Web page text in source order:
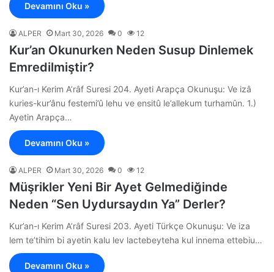
Devamını Oku »
ALPER Mart 30, 2026 0 12
Kur’an Okunurken Neden Susup Dinlemek
Emredilmiştir?
Kur’an-ı Kerim A’râf Suresi 204. Ayeti Arapça Okunuşu: Ve izâ
kuries-kur’ânu festemi’û lehu ve ensitû le’allekum turhamûn. 1.)
Ayetin Arapça…
Devamını Oku »
ALPER Mart 30, 2026 0 12
Müşrikler Yeni Bir Ayet Gelmediğinde
Neden “Sen Uydursaydın Ya” Derler?
Kur’an-ı Kerim A’râf Suresi 203. Ayeti Türkçe Okunuşu: Ve iza
lem te’tihim bi ayetin kalu lev lactebeyteha kul innema ettebiu…
Devamını Oku »